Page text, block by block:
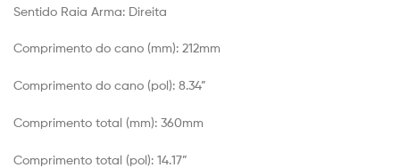
Sentido Raia Arma: Direita
Comprimento do cano (mm): 212mm
Comprimento do cano (pol): 8.34”
Comprimento total (mm): 360mm
Comprimento total (pol): 14.17”